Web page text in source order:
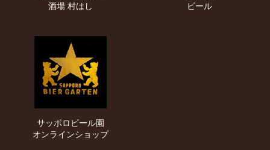
酒場 村はし
ビール
サッポロビール園
オンラインショップ